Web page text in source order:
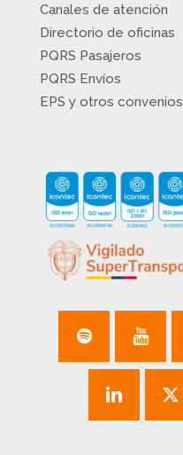
Canales de atención
Directorio de oficinas
PQRS Pasajeros
PQRS Envíos
EPS y otros convenios